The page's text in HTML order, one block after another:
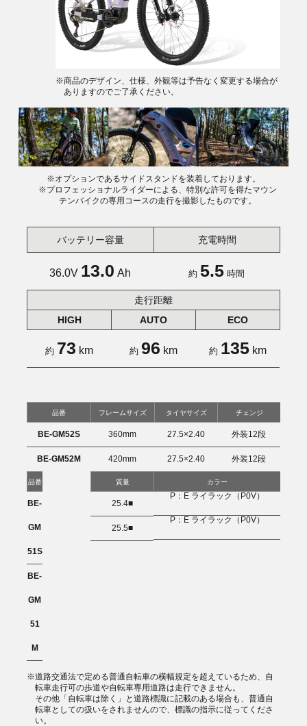
※商品のデザイン、仕様、外観等は予告なく変更する場合が
ありますのでご了承ください。
※オプションであるサイドスタンドを装着しております。
※プロフェッショナルライダーによる、特別な許可を得たマウン
テンバイクの専用コースの走行を撮影したものです。
バッテリー容量 充電時間
36.0V 13.0 Ah 約 5.5 時間
走行距離
HIGH
AUTO ECO
約 73 km 約 96 km 約 135 km
品番
BE-GM52S
BE-GM52M
フレームサイズ
360mm
420mm
タイヤサイズ
27.5×2.40
27.5×2.40
チェンジ
外装12段
外装12段
品番
BE-
GM
51S
BE-
GM
51
M
質量
25.4■
25.5■
カラー
P：E ライラック（P0V）
P：E ライラック（P0V）
※道路交通法で定める普通自転車の横幅規定を超えているため、自
転車走行可の歩道や自転車専用道路は走行できません。
その他「自転車は除く」と道路標識に記載のある場合も、普通自
転車としての扱いをされませんので、標識の指示に従ってくださ
い。